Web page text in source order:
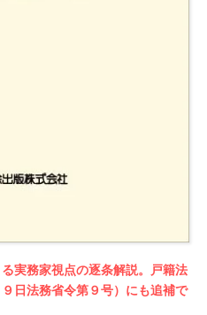
実務家視点の逐条解説。戸籍法
日法務省令第９号）にも追補で